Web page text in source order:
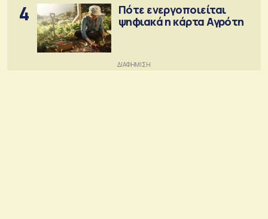
4
Πότε ενεργοποιείται
ψηφιακά η κάρτα Αγρότη